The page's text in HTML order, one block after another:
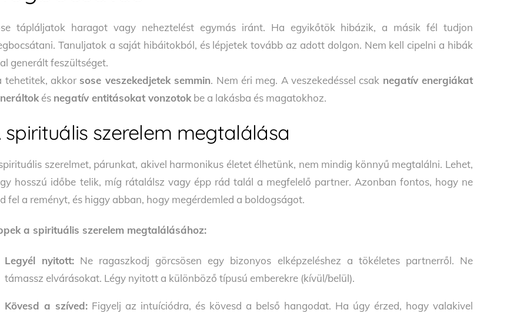
tápláljatok haragot vagy neheztelést egymás iránt. Ha egyikőtök hibázik, a másik fél tudjon
Tanuljatok a saját hibáitokból, és lépjetek tovább az adott dolgon. Nem kell cipelni a hibák
generált feszültséget.
tehetitek, akkorsose veszekedjetek semmin. Nem éri meg. A veszekedéssel csak negatív energiákat
és negatív entitásokat vonzotok be a lakásba és magatokhoz.
spirituális szerelem megtalálása
szerelmet, párunkat, akivel harmonikus életet élhetünk, nem mindig könnyű megtalálni. Lehet,
hosszú időbe telik, míg rátalálsz vagy épp rád talál a megfelelő partner. Azonban fontos, hogy ne
fel a reményt, és higgy abban, hogy megérdemled a boldogságot.
a spirituális szerelem megtalálásához:
Legyél nyitott:Ne ragaszkodj görcsösen egy bizonyos elképzeléshez a tökéletes partnerről. Ne
támassz elvárásokat. Légy nyitott a különböző típusú emberekre (kívül/belül).
Kövesd a szíved:Figyelj az intuíciódra, és kövesd a belső hangodat. Ha úgy érzed, hogy valakivel